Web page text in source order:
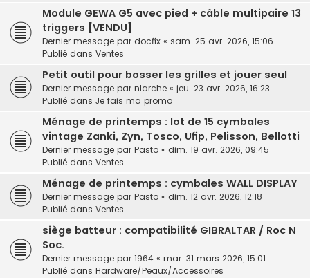
Module GEWA G5 avec pied + câble multipaire 13
triggers [VENDU]
Dernier message par docfix « sam. 25 avr. 2026, 15:06
Publié dans Ventes
Petit outil pour bosser les grilles et jouer seul
Dernier message par nlarche « jeu. 23 avr. 2026, 16:23
Publié dans Je fais ma promo
Ménage de printemps : lot de 15 cymbales
vintage Zanki, Zyn, Tosco, Ufip, Pelisson, Bellotti
Dernier message par Pasto « dim. 19 avr. 2026, 09:45
Publié dans Ventes
Ménage de printemps : cymbales WALL DISPLAY
Dernier message par Pasto « dim. 12 avr. 2026, 12:18
Publié dans Ventes
siège batteur : compatibilité GIBRALTAR / Roc N
Soc.
Dernier message par 1964 « mar. 31 mars 2026, 15:01
Publié dans Hardware/Peaux/Accessoires